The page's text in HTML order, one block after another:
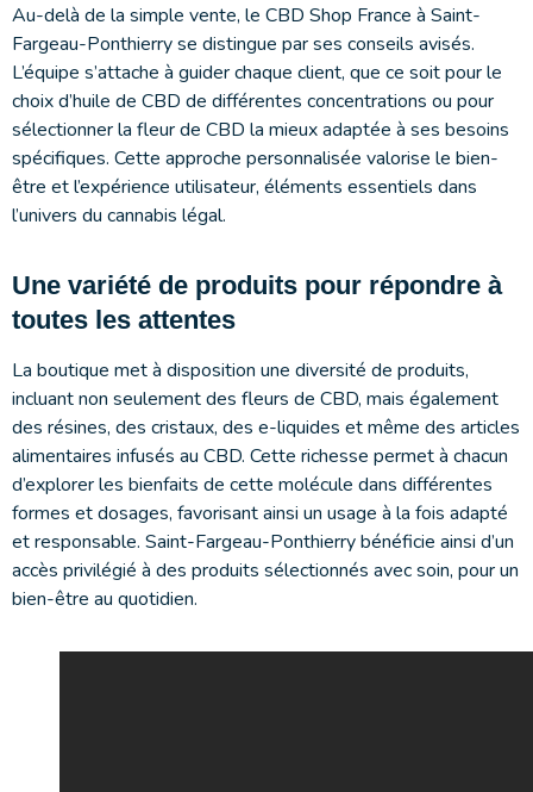
Au-delà de la simple vente, le CBD Shop France à Saint-
Fargeau-Ponthierry se distingue par ses conseils avisés.
L’équipe s’attache à guider chaque client, que ce soit pour le
choix d’huile de CBD de différentes concentrations ou pour
sélectionner la fleur de CBD la mieux adaptée à ses besoins
spécifiques. Cette approche personnalisée valorise le bien-
être et l’expérience utilisateur, éléments essentiels dans
l’univers du cannabis légal.
Une variété de produits pour répondre à
toutes les attentes
La boutique met à disposition une diversité de produits,
incluant non seulement des fleurs de CBD, mais également
des résines, des cristaux, des e-liquides et même des articles
alimentaires infusés au CBD. Cette richesse permet à chacun
d’explorer les bienfaits de cette molécule dans différentes
formes et dosages, favorisant ainsi un usage à la fois adapté
et responsable. Saint-Fargeau-Ponthierry bénéficie ainsi d’un
accès privilégié à des produits sélectionnés avec soin, pour un
bien-être au quotidien.